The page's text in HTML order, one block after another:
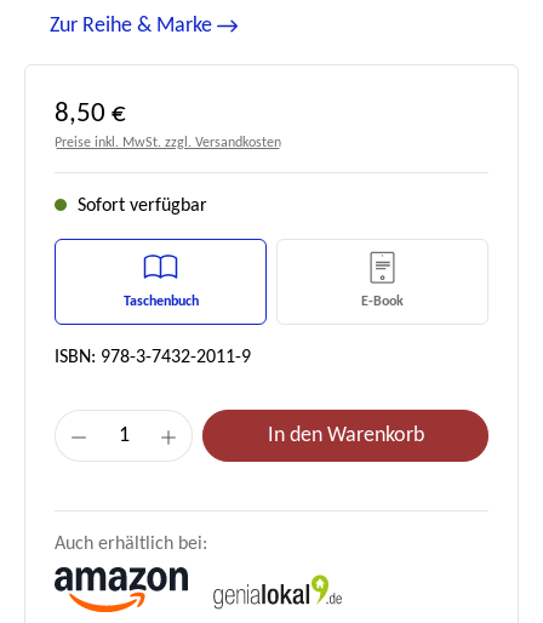
Zur Reihe & Marke
Regulärer Preis:
8,50 €
Preise inkl. MwSt. zzgl. Versandkosten
Sofort verfügbar
Taschenbuch E-Book
ISBN: 978-3-7432-2011-9
Produkt Anzahl: Gib den gewünschten
In den Warenkorb
Auch erhältlich bei: